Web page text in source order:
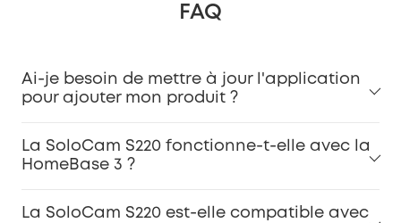
FAQ
Ai-je besoin de mettre à jour l'application
pour ajouter mon produit ?
La SoloCam S220 fonctionne-t-elle avec la
HomeBase 3 ?
La SoloCam S220 est-elle compatible avec